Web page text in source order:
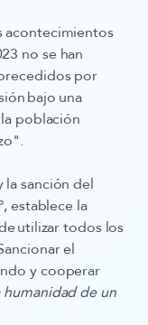
acontecimientos
no se han
por
bajo una
población
la sanción del
establece la
utilizar todos los
el
y cooperar
humanidad de un